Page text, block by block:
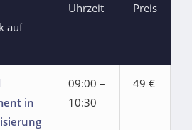
auf
Uhrzeit Preis
in
09:00 –
10:30
49 €